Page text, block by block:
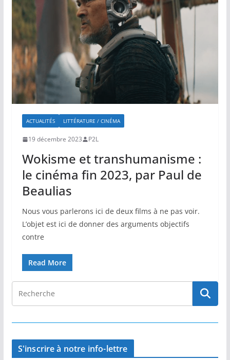
ACTUALITÉS LITTÉRATURE / CINÉMA
19 décembre 2023 P2L
Wokisme et transhumanisme :
le cinéma fin 2023, par Paul de
Beaulias
Nous vous parlerons ici de deux films à ne pas voir.
L’objet est ici de donner des arguments objectifs
contre
Read More
S'inscrire à notre info-lettre